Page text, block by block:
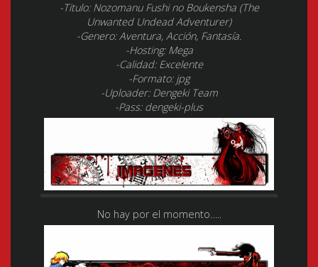
-Titulo: Nozomanu Fushi no Boukensha (The
Unwanted Undead Adventurer)
-Genero: Aventura, Acción, Fantasía.
-Hosting: Mega
-Calidad: Excelente
-Formato: jpg
-Uploader: Dengeki Team
-Pass: dengeki-plus
No hay por el momento…..